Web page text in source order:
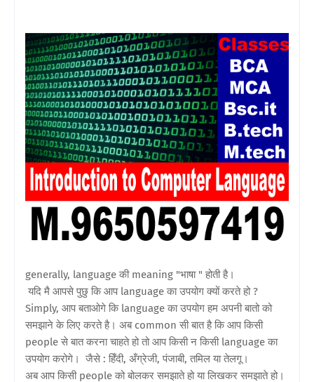
generally, language की meaning "भाषा " होती है।
यदि मै आपसे पुछु कि आप language का उपयोग क्यों करते हो ?
Simply, आप बताओगे कि language का उपयोग हम अपनी बातो को
समझाने के लिए करते है। अब common सी बात है कि आप किसी
people से बात करना चाहते हो तो आप किसी न किसी language का
उपयोग करोगे। जैसे : हिँदी, अँग्रेजी, पंजाबी, तमिल या तेलगू।
अब आप किसी people को बोलकर समझाते हो या लिखकर समझाते हो।